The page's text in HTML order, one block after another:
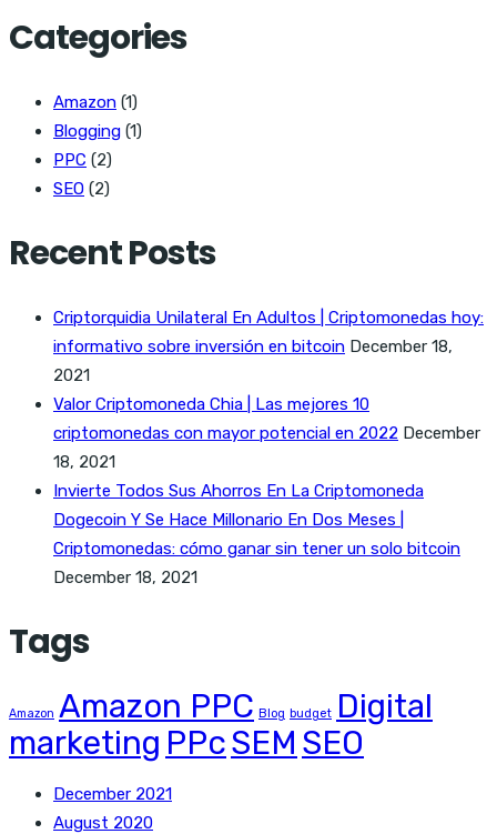
Categories
Amazon (1)
Blogging (1)
PPC (2)
SEO (2)
Recent Posts
Criptorquidia Unilateral En Adultos | Criptomonedas hoy:
informativo sobre inversión en bitcoin December 18,
2021
Valor Criptomoneda Chia | Las mejores 10
criptomonedas con mayor potencial en 2022 December
18, 2021
Invierte Todos Sus Ahorros En La Criptomoneda
Dogecoin Y Se Hace Millonario En Dos Meses |
Criptomonedas: cómo ganar sin tener un solo bitcoin
December 18, 2021
Tags
Amazon Amazon PPC Blog budget Digital
marketing PPcSEM SEO
December 2021
August 2020